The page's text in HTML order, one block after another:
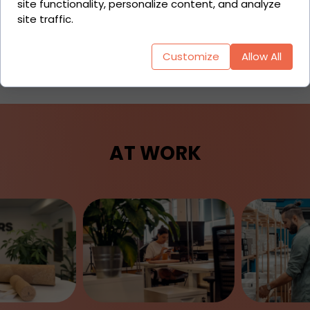
AT WORK
site functionality, personalize content, and analyze
site traffic.
Customize Allow All